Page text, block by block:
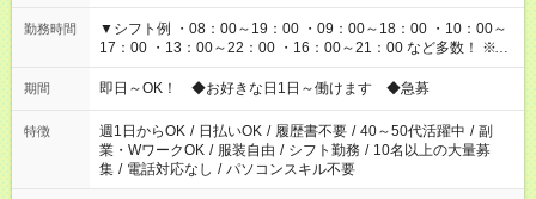
勤務時間
▼シフト例 ・08：00～19：00 ・09：00～18：00 ・10：00～
17：00 ・13：00～22：00 ・16：00～21：00 など多数！ ※お
仕事により勤務時間が異なります
期間 即日～OK！ ◆お好きな日1日～働けます ◆急募
特徴 週1日からOK / 日払いOK / 履歴書不要 / 40～50代活躍中 / 副
業・WワークOK / 服装自由 / シフト勤務 / 10名以上の大量募
集 / 電話対応なし / パソコンスキル不要